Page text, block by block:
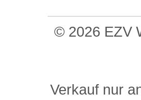
© 2026 EZV
Verkauf nur